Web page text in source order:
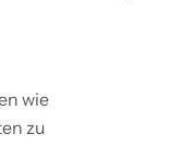
wie
zu